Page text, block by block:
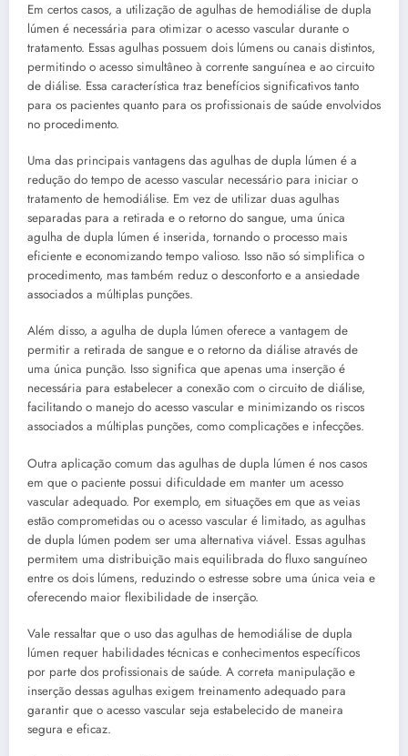
Em certos casos, a utilização de agulhas de hemodiálise de dupla
lúmen é necessária para otimizar o acesso vascular durante o
tratamento. Essas agulhas possuem dois lúmens ou canais distintos,
permitindo o acesso simultâneo à corrente sanguínea e ao circuito
de diálise. Essa característica traz benefícios significativos tanto
para os pacientes quanto para os profissionais de saúde envolvidos
no procedimento.
Uma das principais vantagens das agulhas de dupla lúmen é a
redução do tempo de acesso vascular necessário para iniciar o
tratamento de hemodiálise. Em vez de utilizar duas agulhas
separadas para a retirada e o retorno do sangue, uma única
agulha de dupla lúmen é inserida, tornando o processo mais
eficiente e economizando tempo valioso. Isso não só simplifica o
procedimento, mas também reduz o desconforto e a ansiedade
associados a múltiplas punções.
Além disso, a agulha de dupla lúmen oferece a vantagem de
permitir a retirada de sangue e o retorno da diálise através de
uma única punção. Isso significa que apenas uma inserção é
necessária para estabelecer a conexão com o circuito de diálise,
facilitando o manejo do acesso vascular e minimizando os riscos
associados a múltiplas punções, como complicações e infecções.
Outra aplicação comum das agulhas de dupla lúmen é nos casos
em que o paciente possui dificuldade em manter um acesso
vascular adequado. Por exemplo, em situações em que as veias
estão comprometidas ou o acesso vascular é limitado, as agulhas
de dupla lúmen podem ser uma alternativa viável. Essas agulhas
permitem uma distribuição mais equilibrada do fluxo sanguíneo
entre os dois lúmens, reduzindo o estresse sobre uma única veia e
oferecendo maior flexibilidade de inserção.
Vale ressaltar que o uso das agulhas de hemodiálise de dupla
lúmen requer habilidades técnicas e conhecimentos específicos
por parte dos profissionais de saúde. A correta manipulação e
inserção dessas agulhas exigem treinamento adequado para
garantir que o acesso vascular seja estabelecido de maneira
segura e eficaz.